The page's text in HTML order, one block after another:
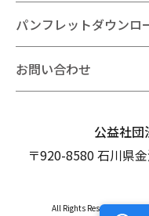
パンフレットダウンロ
お問い合わせ
公益社団
〒920-8580 石川県
All Rights Reserved